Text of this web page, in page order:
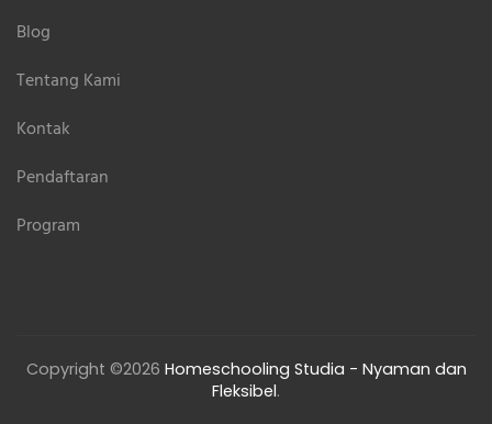
Blog
Tentang Kami
Kontak
Pendaftaran
Program
Copyright ©2026 Homeschooling Studia - Nyaman dan
Fleksibel.